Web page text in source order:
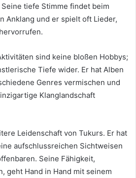
tiefe Stimme findet beim
Anklang und er spielt oft Lieder,
sind keine bloßen Hobbys;
Tiefe wider. Er hat Alben
Genres vermischen und
Klanglandschaft
Leidenschaft von Tukurs. Er hat
aufschlussreichen Sichtweisen
Seine Fähigkeit,
geht Hand in Hand mit seinem